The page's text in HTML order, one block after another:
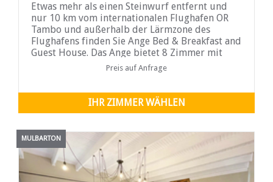
Etwas mehr als einen Steinwurf entfernt und
nur 10 km vom internationalen Flughafen OR
Tambo und außerhalb der Lärmzone des
Flughafens finden Sie Ange Bed & Breakfast and
Guest House. Das Ange bietet 8 Zimmer mit
Bad, die alle einen eigenen Eingang haben,
Preis auf Anfrage
IHR ZIMMER WÄHLEN
MULBARTON